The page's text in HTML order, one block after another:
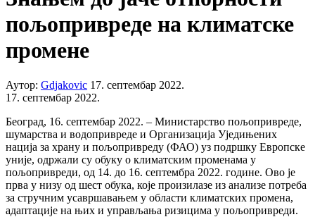
пољопривреде на климатске
промене
Аутор: Gdjakovic 17. септембар 2022.
17. септембар 2022.
Београд, 16. септембар 2022. – Министарство пољопривреде,
шумарства и водопривреде и Организација Уједињених
нација за храну и пољопривреду (ФАО) уз подршку Европске
уније, одржали су обуку о климатским променама у
пољопривреди, од 14. до 16. септембра 2022. године. Ово је
прва у низу од шест обука, које произилазе из анализе потреба
за стручним усавршавањем у области климатских промена,
адаптације на њих и управљања ризицима у пољопривреди.